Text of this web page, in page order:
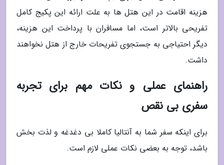
هزینه اقامت در این هتل ها به علت ارائه این پکیج کامل
تفریحی بالاتر است، اما مسافران با پرداخت این هزینه،
دیگر احتیاجی به جستجوی تفریحات خارج از هتل نخواهند
داشت.
راهنمای عملی و نکات مهم برای تجربه
سفری بی نقص
برای اینکه سفر شما به آنتالیا کاملا بی دغدغه و لذت بخش
باشد، توجه به بعضی نکات عملی لازم است.